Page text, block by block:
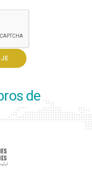
de